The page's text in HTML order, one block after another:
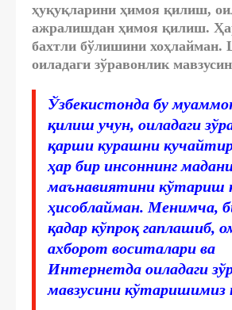
ҳуқуқларини ҳимоя қилиш,
ажралишдан ҳимоя қилиш.
бахтли бўлишини хоҳлайман.
оиладаги зўравонлик
Ўзбекистонда бу
қилиш учун, оиладаги
қарши курашни
ҳар бир инсоннинг
маънавиятини кўтариш
ҳисоблайман. Менимча,
қадар кўпроқ гаплашиб,
ахборот воситалари ва
Интернетда оиладаги
мавзусини кўтаришимиз